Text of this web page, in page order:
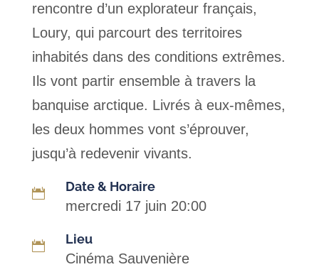
rencontre d’un explorateur français,
Loury, qui parcourt des territoires
inhabités dans des conditions extrêmes.
Ils vont partir ensemble à travers la
banquise arctique. Livrés à eux-mêmes,
les deux hommes vont s’éprouver,
jusqu’à redevenir vivants.
 Date & Horaire
mercredi 17 juin 20:00
 Lieu
Cinéma Sauvenière